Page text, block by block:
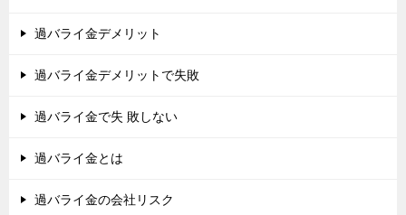
過バライ金デメリット
過バライ金デメリットで失敗
過バライ金で失 敗しない
過バライ金とは
過バライ金の会社リスク